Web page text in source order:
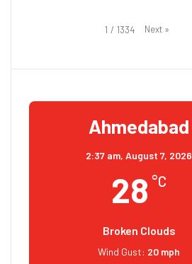
1 / 1334 Next »
Ahmedabad
2:37 am, August 7, 2026
28 °C
Broken Clouds
Wind Gust: 20 mph